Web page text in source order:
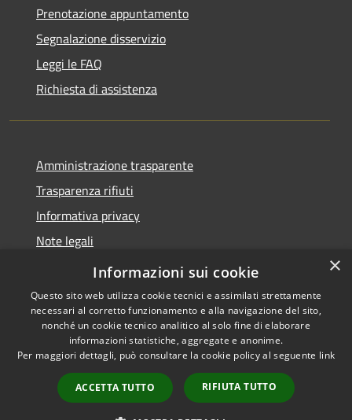
Prenotazione appuntamento
Segnalazione disservizio
Leggi le FAQ
Richiesta di assistenza
Amministrazione trasparente
Trasparenza rifiuti
Informativa privacy
Note legali
Dichiarazione di accessibilità
Accessibilità
Copyright © 2026 • Città di
Messina • Powered by
Municipium•
Accesso
redazione
×
Informazioni sui cookie
Questo sito web utilizza cookie tecnici e assimilati strettamente
necessari al corretto funzionamento e alla navigazione del sito,
nonché un cookie tecnico analitico al solo fine di elaborare
informazioni statistiche, aggregate e anonime.
Per maggiori dettagli, può consultare la cookie policy al seguente link
ACCETTA TUTTO RIFIUTA TUTTO